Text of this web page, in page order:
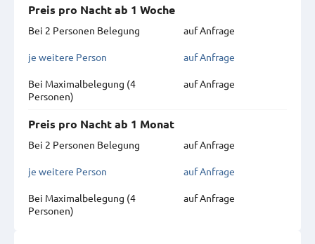
Preis pro Nacht ab 1 Woche
Bei 2 Personen Belegung
auf Anfrage
je weitere Person auf Anfrage
Bei Maximal­belegung (4
Personen)
auf Anfrage
Preis pro Nacht ab 1 Monat
Bei 2 Personen Belegung
auf Anfrage
je weitere Person auf Anfrage
Bei Maximal­belegung (4
Personen)
auf Anfrage